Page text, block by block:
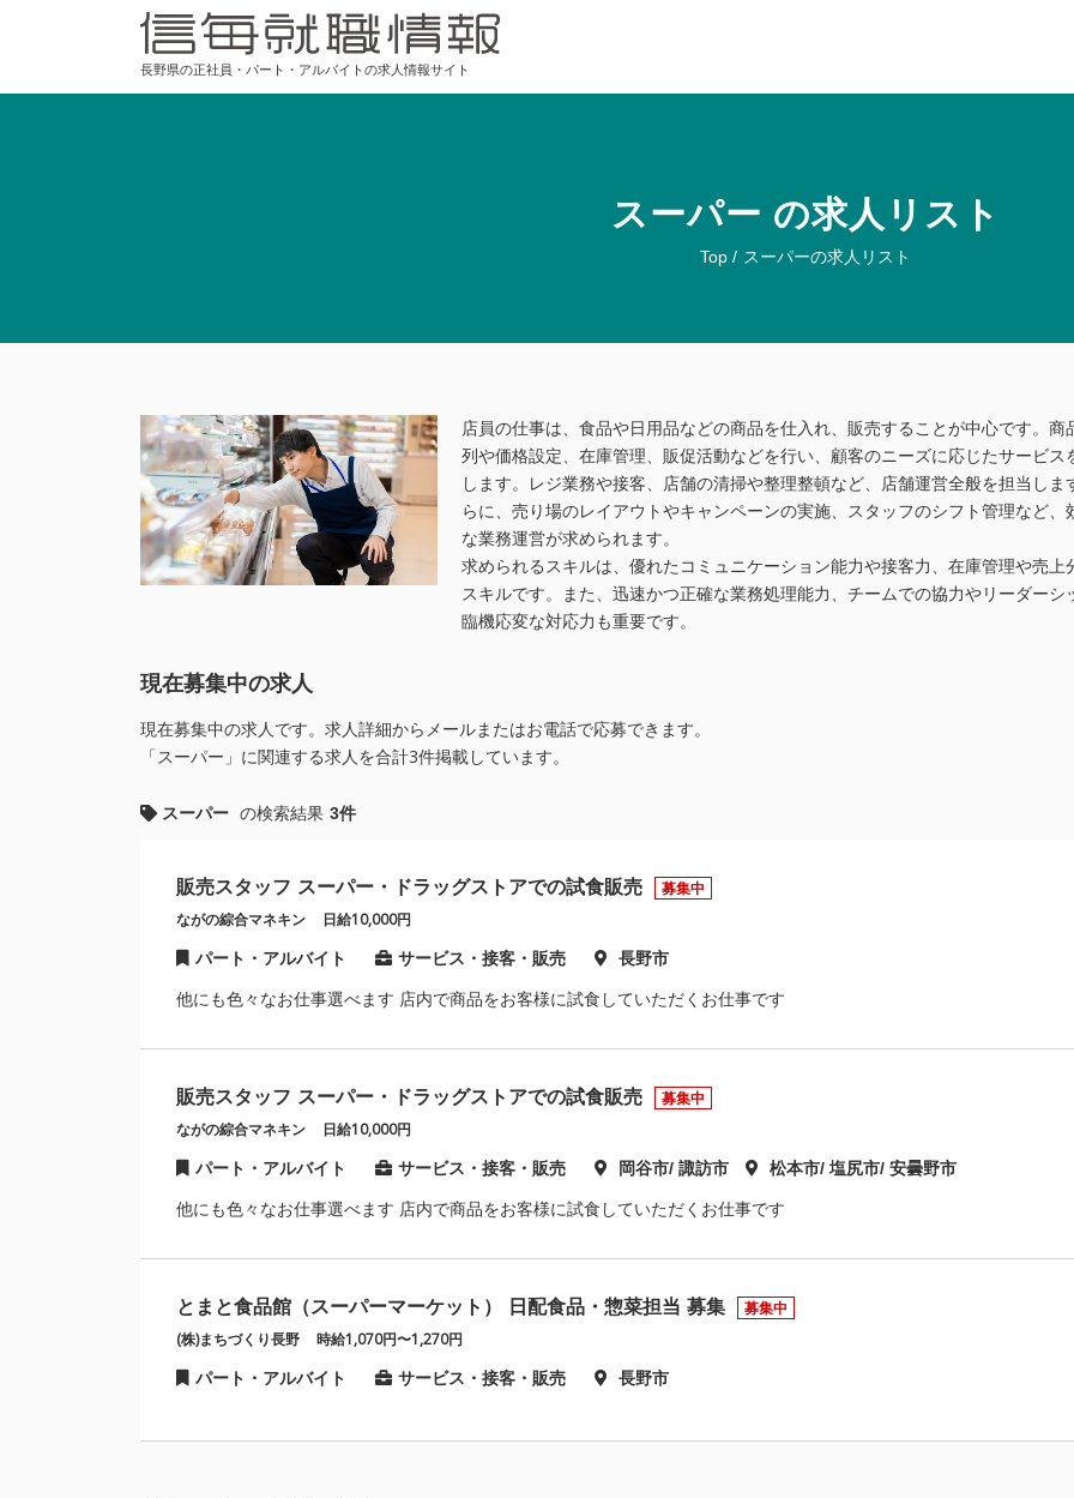
長野県の正社員・パート・アルバイトの求人情報サイト
スーパー の求人リスト
Top / スーパーの求人リスト
店員の仕事は、食品や日用品などの商品を仕入れ、販売することが中心です。商
列や価格設定、在庫管理、販促活動などを行い、顧客のニーズに応じたサービス
します。レジ業務や接客、店舗の清掃や整理整頓など、店舗運営全般を担当しま
らに、売り場のレイアウトやキャンペーンの実施、スタッフのシフト管理など、
な業務運営が求められます。
求められるスキルは、優れたコミュニケーション能力や接客力、在庫管理や売上
スキルです。また、迅速かつ正確な業務処理能力、チームでの協力やリーダーシ
臨機応変な対応力も重要です。
現在募集中の求人
現在募集中の求人です。求人詳細からメールまたはお電話で応募できます。
「スーパー」に関連する求人を合計3件掲載しています。
スーパー の検索結果 3件
販売スタッフ スーパー・ドラッグストアでの試食販売 募集中
ながの綜合マネキン 日給10,000円
パート・アルバイト サービス・接客・販売 長野市
他にも色々なお仕事選べます 店内で商品をお客様に試食していただくお仕事です
販売スタッフ スーパー・ドラッグストアでの試食販売 募集中
ながの綜合マネキン 日給10,000円
パート・アルバイト サービス・接客・販売 岡谷市/ 諏訪市 松本市/ 塩尻市/ 安曇野市
他にも色々なお仕事選べます 店内で商品をお客様に試食していただくお仕事です
とまと食品館（スーパーマーケット） 日配食品・惣菜担当 募集 募集中
(株)まちづくり長野 時給1,070円〜1,270円
パート・アルバイト サービス・接客・販売 長野市